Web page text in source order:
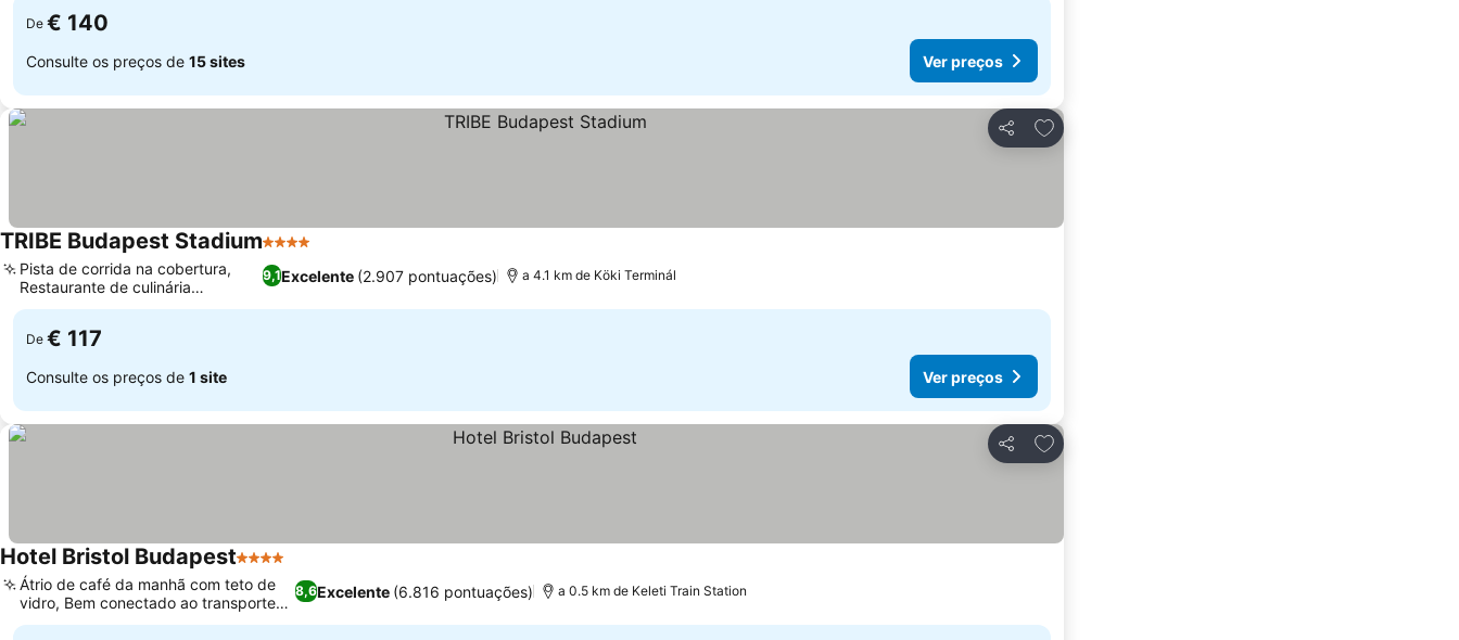
De € 140
Consulte os preços de 15 sites Ver preços
Partilhar
Adicionar aos favoritos
TRIBE Budapest Stadium4 Estrelas
9,1Excelente (2.907 pontuações)
Pista de corrida na cobertura,
Restaurante de culinária
californiana
a 4.1 km de Köki Terminál
De € 117
Consulte os preços de 1 site Ver preços
Partilhar
Adicionar aos favoritos
Hotel Bristol Budapest4 Estrelas
8,6Excelente (6.816 pontuações)
Átrio de café da manhã com teto de
vidro, Bem conectado ao transporte
público
a 0.5 km de Keleti Train Station